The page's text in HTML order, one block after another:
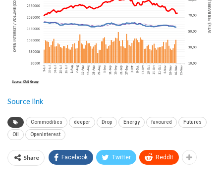
Source link
Commodities deeper Drop Energy favoured Futures
Oil OpenInterest
Share Facebook Twitter ReddIt